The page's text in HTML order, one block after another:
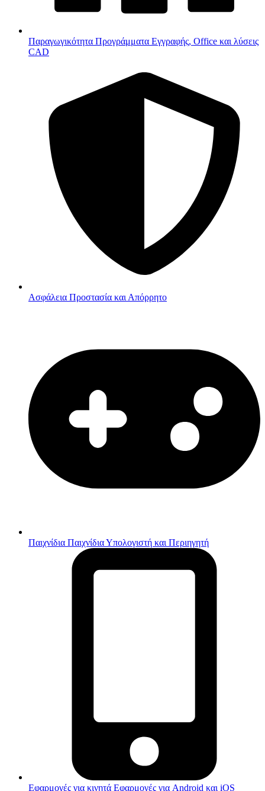
Παραγωγικότητα Προγράμματα Εγγραφής, Office και λύσεις
CAD
Ασφάλεια Προστασία και Απόρρητο
Παιχνίδια Παιχνίδια Υπολογιστή και Περιηγητή
Εφαρμογές για κινητά Εφαρμογές για Android και iOS